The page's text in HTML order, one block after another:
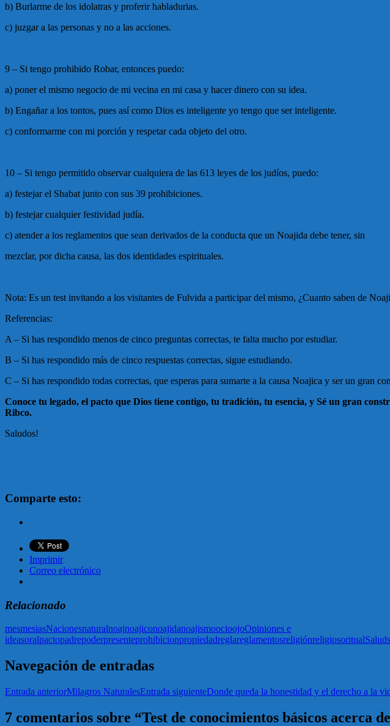
b) Burlarme de los idolatras y proferir habladurias.
c) juzgar a las personas y no a las acciones.
9 – Si tengo prohibido Robar, entonces puedo:
a) poner el mismo negocio de mi vecina en mi casa y hacer dinero con su idea.
b) Engañar a los tontos, pues así como Dios es inteligente yo tengo que ser inteligente.
c) conformarme con mi porción y respetar cada objeto del otro.
10 – Si tengo permitido observar cualquiera de las 613 leyes de los judíos, puedo:
a) festejar el Shabat junto con sus 39 prohibiciones.
b) festejar cualquier festividad judía.
c) atender a los reglamentos que sean derivados de la conducta que un Noajida debe tener, sin
mezclar, por dicha causa, las dos identidades espirituales.
Nota: Es un test invitando a los visitantes de Fulvida a participar del mismo, ¿Cuanto saben de
Referencias:
A – Si has respondido menos de cinco preguntas correctas, te falta mucho por estudiar.
B – Si has respondido más de cinco respuestas correctas, sigue estudiando.
C – Si has respondido todas correctas, que esperas para sumarte a la causa Noajica y ser un gran
Conoce tu legado, el pacto que Dios tiene contigo, tu tradición, tu esencia, y Sé un gran
Ribco.
Saludos!
Comparte esto:
Imprimir
Correo electrónico
Relacionado
mesmesiasNacionesnaturalnoajnoajiconoajidanoajismoocioojoOpiniones e
ideasoralpactopadrepoderpresenteprohibicionpropiedadreglareglamentosreligiónreligiosoritualSalud
Navegación de entradas
Entrada anteriorMilagros NaturalesEntrada siguienteDonde queda la honestidad y el derecho a la
7 comentarios sobre “Test de conocimientos básicos acerca